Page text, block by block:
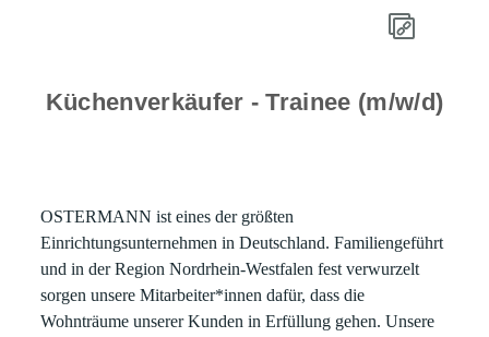
Küchenverkäufer - Trainee (m/w/d)
OSTERMANN ist eines der größten
Einrichtungsunternehmen in Deutschland. Familiengeführt
und in der Region Nordrhein-Westfalen fest verwurzelt
sorgen unsere Mitarbeiter*innen dafür, dass die
Wohnträume unserer Kunden in Erfüllung gehen. Unsere